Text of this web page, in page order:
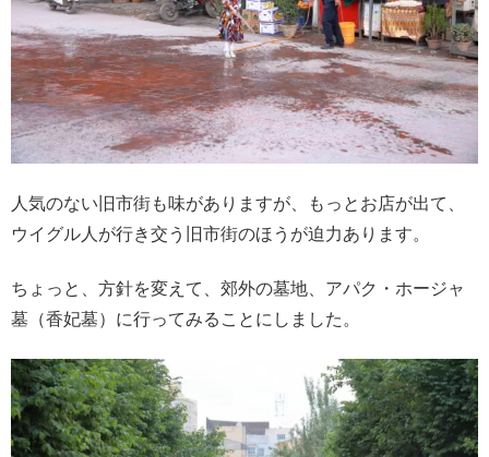
人気のない旧市街も味がありますが、もっとお店が出て、
ウイグル人が行き交う旧市街のほうが迫力あります。
ちょっと、方針を変えて、郊外の墓地、アパク・ホージャ
墓（香妃墓）に行ってみることにしました。